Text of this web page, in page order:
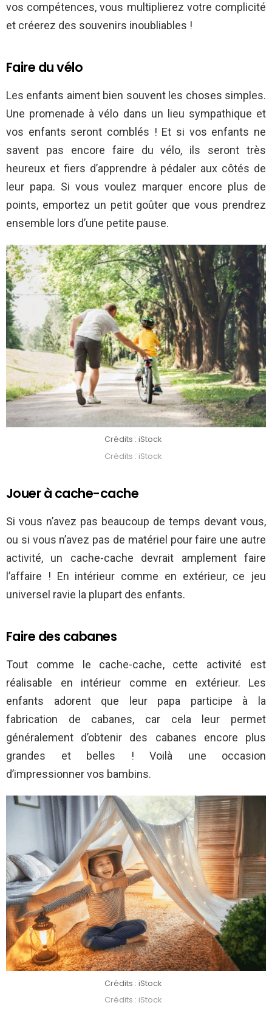
vos compétences, vous multiplierez votre complicité
et créerez des souvenirs inoubliables !
Faire du vélo
Les enfants aiment bien souvent les choses simples.
Une promenade à vélo dans un lieu sympathique et
vos enfants seront comblés ! Et si vos enfants ne
savent pas encore faire du vélo, ils seront très
heureux et fiers d’apprendre à pédaler aux côtés de
leur papa. Si vous voulez marquer encore plus de
points, emportez un petit goûter que vous prendrez
ensemble lors d’une petite pause.
Crédits : iStock
Crédits : iStock
Jouer à cache-cache
Si vous n’avez pas beaucoup de temps devant vous,
ou si vous n’avez pas de matériel pour faire une autre
activité, un cache-cache devrait amplement faire
l’affaire ! En intérieur comme en extérieur, ce jeu
universel ravie la plupart des enfants.
Faire des cabanes
Tout comme le cache-cache, cette activité est
réalisable en intérieur comme en extérieur. Les
enfants adorent que leur papa participe à la
fabrication de cabanes, car cela leur permet
généralement d’obtenir des cabanes encore plus
grandes et belles ! Voilà une occasion
d’impressionner vos bambins.
Crédits : iStock
Crédits : iStock